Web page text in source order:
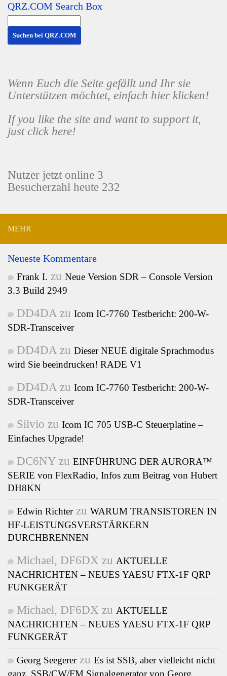
QRZ.COM Search Box
Wenn Euch die Seite gefällt und Ihr sie
Unterstützen möchtet, einfach hier klicken!
If you like the site and want to support it,
just click here!
Nutzer jetzt online 3
Besucherzahl heute 232
MEHR
Neueste Kommentare
Frank I. zu Neue Version SDR – Console Version
3.3 Build 2949
DD4DAzu Icom IC-7760 Testbericht: 200-W-
SDR-Transceiver
DD4DAzu Dieser NEUE digitale Sprachmodus
wird Sie beeindrucken! RADE V1
DD4DAzu Icom IC-7760 Testbericht: 200-W-
SDR-Transceiver
Silvio zu Icom IC 705 USB-C Steuerplatine –
Einfaches Upgrade!
DC6NY zu EINFÜHRUNG DER AURORA™
SERIE von FlexRadio, Infos zum Beitrag von Hubert
DH8KN
Edwin Richterzu WARUM TRANSISTOREN IN
HF-LEISTUNGSVERSTÄRKERN
DURCHBRENNEN
Michael, DF6DX zu AKTUELLE
NACHRICHTEN – NEUES YAESU FTX-1F QRP
FUNKGERÄT
Michael, DF6DX zu AKTUELLE
NACHRICHTEN – NEUES YAESU FTX-1F QRP
FUNKGERÄT
Georg Seegererzu Es ist SSB, aber vielleicht nicht
ganz, SSB/CW/FM Signalgenerator von Georg